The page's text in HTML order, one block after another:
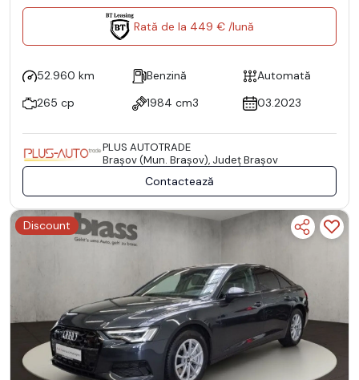
Rată de la 449 € /lună
52.960 km Benzină
Automată
265 cp
1984 cm3 03.2023
PLUS AUTOTRADE
Braşov (Mun. Braşov), Județ Braşov
Contactează
Discount